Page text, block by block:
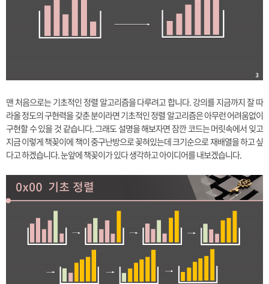
맨 처음으로는 기초적인 정렬 알고리즘을 다루려고 합니다. 강의를 지금까지 잘 따
라올 정도의 구현력을 갖춘 분이라면 기초적인 정렬 알고리즘은 아무런 어려움없이
구현할 수 있을 것 같습니다. 그래도 설명을 해보자면 잠깐 코드는 머릿속에서 잊고
지금 이렇게 책꽂이에 책이 중구난방으로 꽂혀있는데 크기순으로 재배열을 하고 싶
다고 하겠습니다. 눈앞에 책꽂이가 있다 생각하고 아이디어를 내보겠습니다.